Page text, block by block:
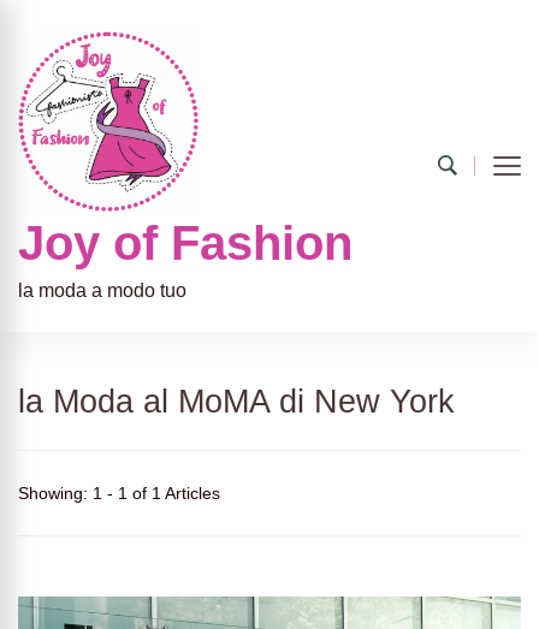
Joy of Fashion
la moda a modo tuo
la Moda al MoMA di New York
Showing: 1 - 1 of 1 Articles